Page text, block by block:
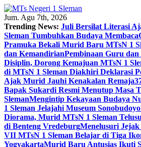
Skip
to
content
Jum. Agu 7th, 2026
Trending News: Juli Bersilat Literasi
Sleman Tumbuhkan Budaya Membaca
Pramuka Bekali Murid Baru MTsN 1
dan KemandirianPembinaan Guru
Disiplin, Dorong Kemajuan MTsN 1
di MTsN 1 Sleman Diakhiri Deklarasi
Ajak Murid Jauhi Kenakalan Remaja
Bapak Sukardi Resmi Menutup Masa
SlemanMengintip Kekayaan Budaya
1 Sleman Jelajahi Museum Sonobudoyo
Diorama, Murid MTsN 1 Sleman
di Benteng VredeburgMenelusuri
VII MTsN 1 Sleman Belajar di Tiga
YogyakartaMurid Baru Antusias Ikuti